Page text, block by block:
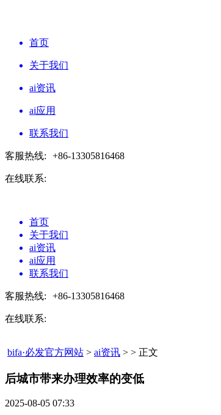
首页
关于我们
ai资讯
ai应用
联系我们
客服热线: +86-13305816468
在线联系:
首页
关于我们
ai资讯
ai应用
联系我们
客服热线: +86-13305816468
在线联系:
bifa·必发官方网站 > ai资讯 > > 正文
后城市带来办理效率的变低​
2025-08-05 07:33